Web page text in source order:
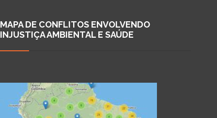
MAPA DE CONFLITOS ENVOLVENDO
INJUSTIÇA AMBIENTAL E SAÚDE